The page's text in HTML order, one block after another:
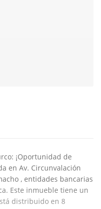
¡Oportunidad de
en Av. Circunvalación
, entidades bancarias
Este inmueble tiene un
distribuido en 8